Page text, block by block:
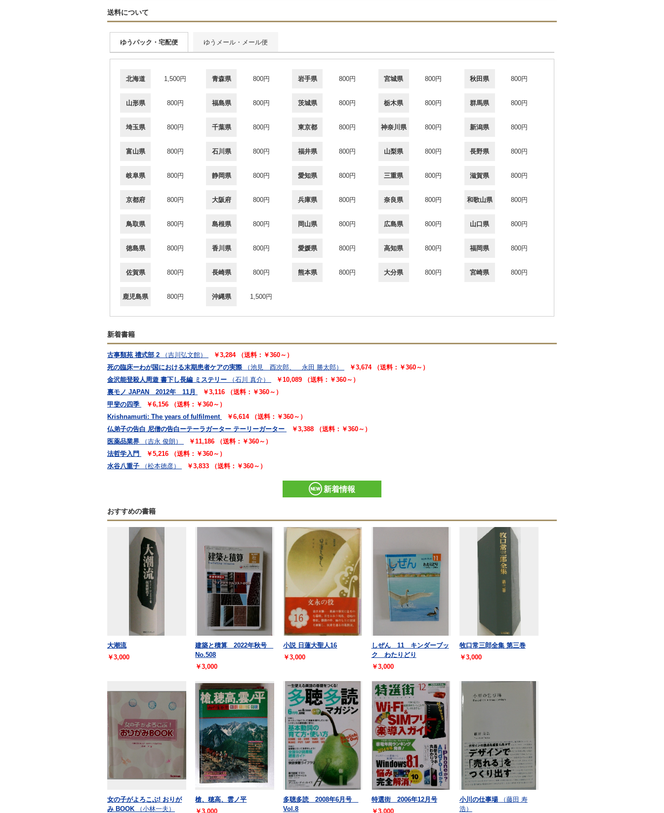
送料について
ゆうパック・宅配便 ゆうメール・メール便
北海道 1,500円 青森県 800円 岩手県 800円 宮城県 800円 秋田県 800円
山形県 800円 福島県 800円 茨城県 800円 栃木県 800円 群馬県 800円
埼玉県 800円 千葉県 800円 東京都 800円 神奈川県 800円 新潟県 800円
富山県 800円 石川県 800円 福井県 800円 山梨県 800円 長野県 800円
岐阜県 800円 静岡県 800円 愛知県 800円 三重県 800円 滋賀県 800円
京都府 800円 大阪府 800円 兵庫県 800円 奈良県 800円 和歌山県 800円
鳥取県 800円 島根県 800円 岡山県 800円 広島県 800円 山口県 800円
徳島県 800円 香川県 800円 愛媛県 800円 高知県 800円 福岡県 800円
佐賀県 800円 長崎県 800円 熊本県 800円 大分県 800円 宮崎県 800円
鹿児島県 800円 沖縄県 1,500円
新着書籍
古事類苑 禮式部 2 （吉川弘文館）
￥3,284 （送料：￥360～）
死の臨床ーわが国における末期患者ケアの実際
（池見 酉次郎、 永田 勝太郎）
￥3,674 （送料：￥360～）
金沢能登殺人周遊 書下し長編 ミステリー
（石川 真介）
￥10,089 （送料：￥360～）
裏モノ JAPAN 2012年 11月
￥3,116 （送料：￥360～）
甲斐の四季
￥6,156 （送料：￥360～）
Krishnamurti: The years of fulfilment
￥6,614 （送料：￥360～）
仏弟子の告白 尼僧の告白ーテーラガーター テーリーガーター
￥3,388 （送料：￥360～）
医薬品業界
（吉永 俊朗）
￥11,186 （送料：￥360～）
法哲学入門
￥5,216 （送料：￥360～）
水谷八重子
（松本徳彦） ￥3,833 （送料：￥360～）
新着情報
おすすめの書籍
大潮流
￥3,000
建築と積算 2022年秋号
No.508
￥3,000
小説 日蓮大聖人16
￥3,000
しぜん 11 キンダーブッ
ク わたりどり
￥3,000
牧口常三郎全集 第三巻
￥3,000
女の子がよろこぶ! おりが
み BOOK
（小林一夫）
槍、穂高、雲ノ平
￥3,000
多聴多読 2008年6月号
Vol.8
特選街 2006年12月号
￥3,000
小川の仕事場
（藤田 寿
浩）